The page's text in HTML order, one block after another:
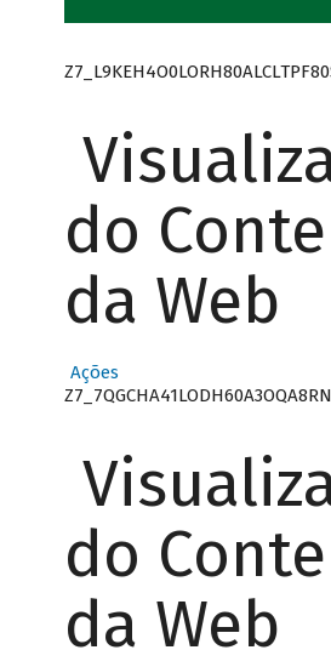
do
da Web
Ações
do
da Web